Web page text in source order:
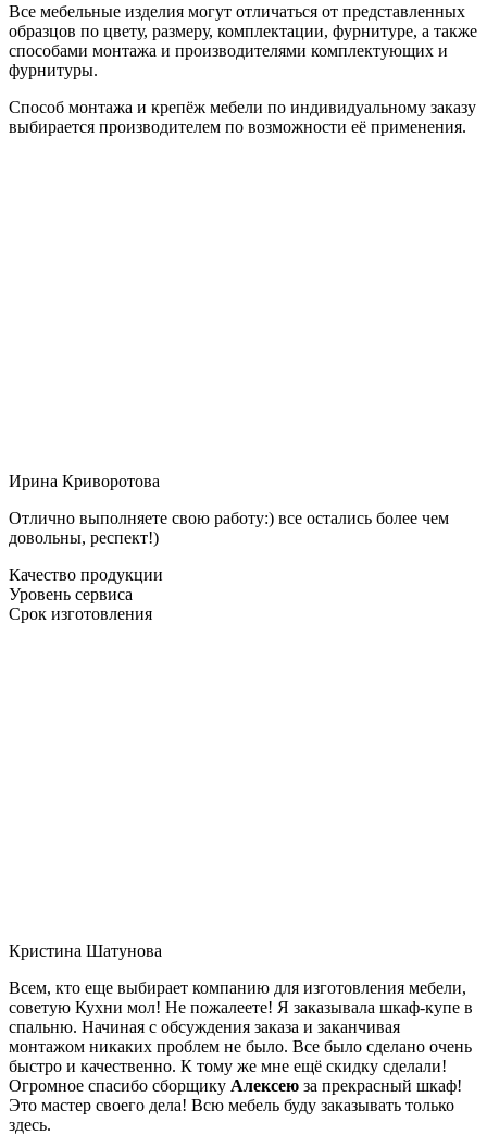
Все мебельные изделия могут отличаться от представленных
образцов по цвету, размеру, комплектации, фурнитуре, а также
способами монтажа и производителями комплектующих и
фурнитуры.
Способ монтажа и крепёж мебели по индивидуальному заказу
выбирается производителем по возможности её применения.
Ирина Криворотова
Отлично выполняете свою работу:) все остались более чем
довольны, респект!)
Качество продукции
Уровень сервиса
Срок изготовления
Кристина Шатунова
Всем, кто еще выбирает компанию для изготовления мебели,
советую Кухни мол! Не пожалеете! Я заказывала шкаф-купе в
спальню. Начиная с обсуждения заказа и заканчивая
монтажом никаких проблем не было. Все было сделано очень
быстро и качественно. К тому же мне ещё скидку сделали!
Огромное спасибо сборщику Алексею за прекрасный шкаф!
Это мастер своего дела! Всю мебель буду заказывать только
здесь.